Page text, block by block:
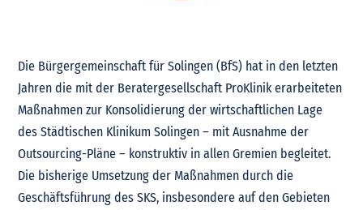
Die Bürgergemeinschaft für Solingen (BfS) hat in den letzten
Jahren die mit der Beratergesellschaft ProKlinik erarbeiteten
Maßnahmen zur Konsolidierung der wirtschaftlichen Lage
des Städtischen Klinikum Solingen – mit Ausnahme der
Outsourcing-Pläne – konstruktiv in allen Gremien begleitet.
Die bisherige Umsetzung der Maßnahmen durch die
Geschäftsführung des SKS, insbesondere auf den Gebieten